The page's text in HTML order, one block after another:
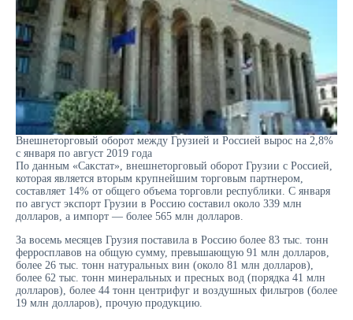
Внешнеторговый оборот между Грузией и Россией вырос на 2,8%
с января по август 2019 года
По данным «Сакстат», внешнеторговый оборот Грузии с Россией,
которая является вторым крупнейшим торговым партнером,
составляет 14% от общего объема торговли республики. С января
по август экспорт Грузии в Россию составил около 339 млн
долларов, а импорт — более 565 млн долларов.
За восемь месяцев Грузия поставила в Россию более 83 тыс. тонн
ферросплавов на общую сумму, превышающую 91 млн долларов,
более 26 тыс. тонн натуральных вин (около 81 млн долларов),
более 62 тыс. тонн минеральных и пресных вод (порядка 41 млн
долларов), более 44 тонн центрифуг и воздушных фильтров (более
19 млн долларов), прочую продукцию.